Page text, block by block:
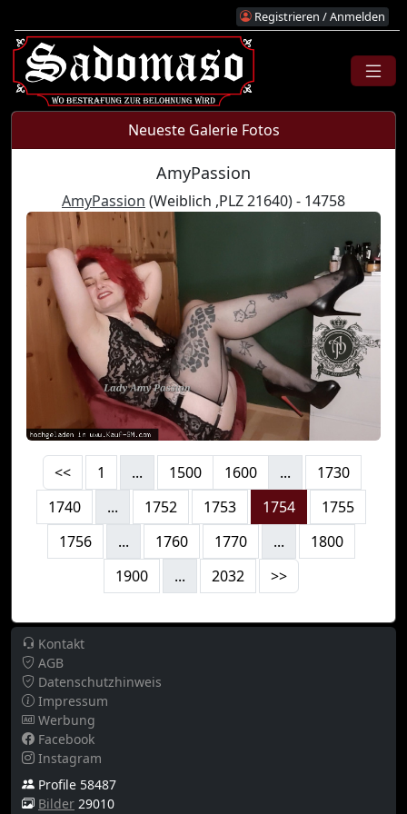
Registrieren / Anmelden
Neueste Galerie Fotos
AmyPassion
AmyPassion (Weiblich ,PLZ 21640) - 14758
<< 1 ... 1500 1600 ...
1730
1740
... 1752 1753 1754
1755
1756
... 1760 1770 ...
1800
1900
... 2032 >>
Kontakt
AGB
Datenschutzhinweis
Impressum
Werbung
Facebook
Instagram
Profile 58487
Bilder 29010